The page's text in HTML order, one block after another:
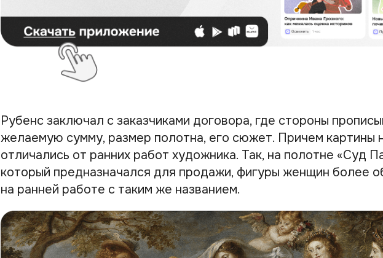
Рубенс заключал с заказчиками договора, где стороны
желаемую сумму, размер полотна, его сюжет. Причем картины
отличались от ранних работ художника. Так, на полотне «Суд
который предназначался для продажи, фигуры женщин более
на ранней работе с таким же названием.